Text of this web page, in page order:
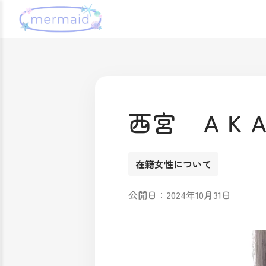
西宮 ＡＫ
在籍女性について
公開日：2024年10月31日